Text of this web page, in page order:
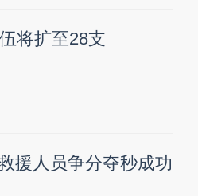
将扩至28支
援人员争分夺秒成功